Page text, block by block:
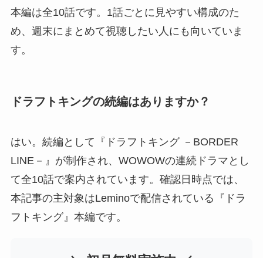
本編は全10話です。1話ごとに見やすい構成のた
め、週末にまとめて視聴したい人にも向いていま
す。
ドラフトキングの続編はありますか？
はい。続編として『ドラフトキング －BORDER
LINE－』が制作され、WOWOWの連続ドラマとし
て全10話で案内されています。確認日時点では、
本記事の主対象はLeminoで配信されている『ドラ
フトキング』本編です。